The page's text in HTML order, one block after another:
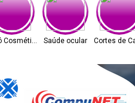
CosméticosSaúde ocular Cortes de